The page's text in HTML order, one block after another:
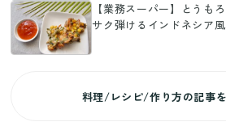
【業務スーパー】とうも
サク弾けるインドネシア
料理/レシピ/作り方の記事